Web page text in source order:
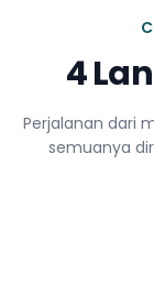
4
Perjalanan dari
semuanya